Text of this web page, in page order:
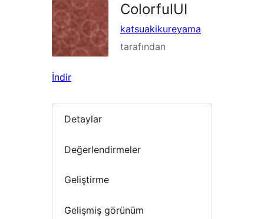
ColorfulUI
katsuakikureyama
tarafından
İndir
Detaylar
Değerlendirmeler
Geliştirme
Gelişmiş görünüm